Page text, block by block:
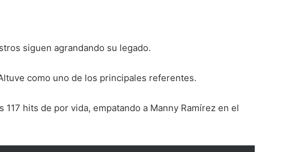
siguen agrandando su legado.
como uno de los principales referentes.
hits de por vida, empatando a Manny Ramírez en el